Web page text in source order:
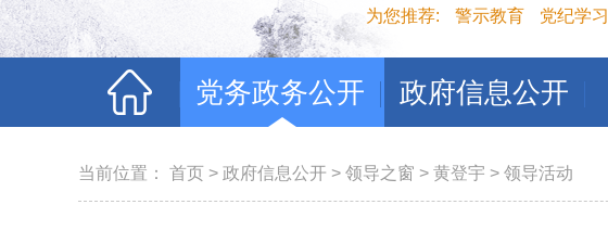
为您推荐: 警示教育 党纪学习
党务政务公开 政府信息公开
当前位置： 首页 > 政府信息公开 > 领导之窗 > 黄登宇 > 领导活动